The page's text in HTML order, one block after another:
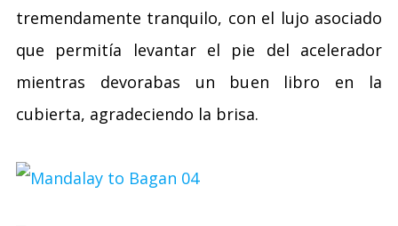
tremendamente tranquilo, con el lujo asociado
que permitía levantar el pie del acelerador
mientras devorabas un buen libro en la
cubierta, agradeciendo la brisa.